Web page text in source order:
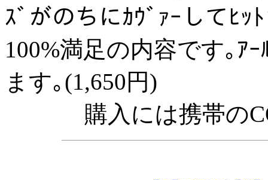
ｽﾞがのちにｶｳﾞｧｰしてﾋｯ
100%満足の内容です｡ｱ
ます｡(1,650円)
購入には携帯の